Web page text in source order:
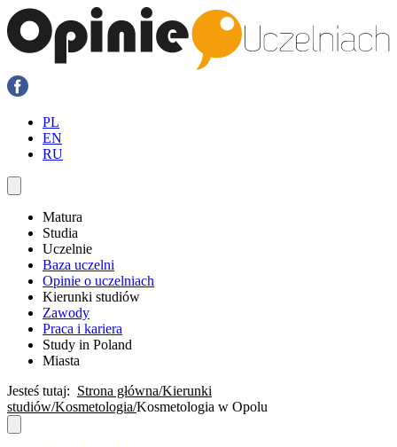
PL
EN
RU
Matura
Studia
Uczelnie
Baza uczelni
Opinie o uczelniach
Kierunki studiów
Zawody
Praca i kariera
Study in Poland
Miasta
Jesteś tutaj: Strona główna Kierunki
studiów Kosmetologia Kosmetologia w Opolu